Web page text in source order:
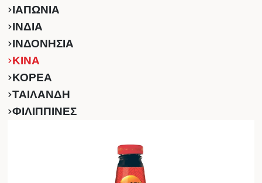
ΙΑΠΩΝΙΑ
ΙΝΔΙΑ
ΙΝΔΟΝΗΣΙΑ
ΚINA
ΚΟΡΕΑ
ΤΑΙΛΑΝΔΗ
ΦΙΛΙΠΠΙΝΕΣ